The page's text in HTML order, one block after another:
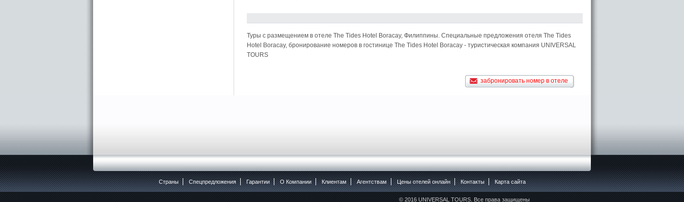
Туры с размещением в отеле The Tides Hotel Boracay, Филиппины. Специальные предложения отеля The Tides
Hotel Boracay, бронирование номеров в гостинице The Tides Hotel Boracay - туристическая компания UNIVERSAL
TOURS
забронировать номер в отеле
Страны Спецпредложения Гарантии O Компании Клиентам Агентствам Цены отелей онлайн Контакты Карта сайта
© 2016 UNIVERSAL TOURS. Все права защищены